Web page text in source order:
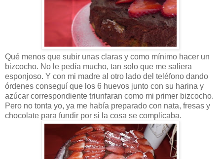
Qué menos que subir unas claras y como mínimo hacer un
bizcocho. No le pedía mucho, tan solo que me saliera
esponjoso. Y con mi madre al otro lado del teléfono dando
órdenes conseguí que los 6 huevos junto con su harina y
azúcar correspondiente triunfaran como mi primer bizcocho.
Pero no tonta yo, ya me había preparado con nata, fresas y
chocolate para fundir por si la cosa se complicaba.